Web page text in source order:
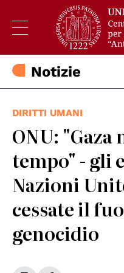
Notizie
DIRITTI UMANI
ONU:
tempo" - gli
Nazioni
cessate il
genocidio